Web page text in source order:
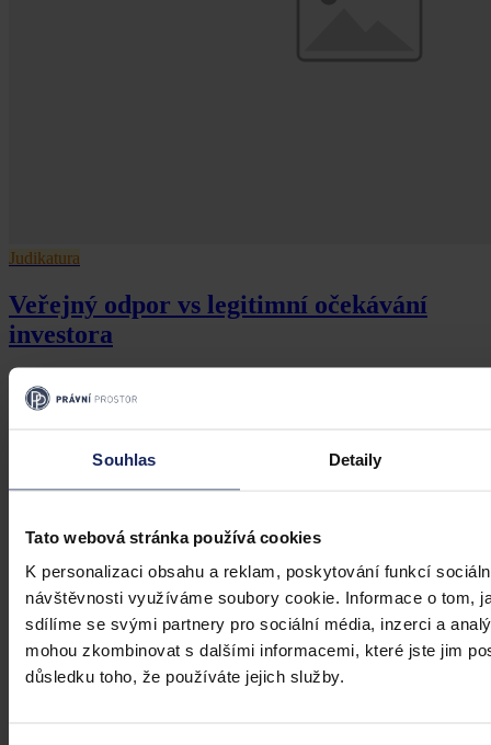
Souhlas Detaily
Tato webová stránka používá cookies
K personalizaci obsahu a reklam, poskytování funkcí
návštěvnosti využíváme soubory cookie. Informace o tom,
sdílíme se svými partnery pro sociální média, inzerci a
mohou zkombinovat s dalšími informacemi, které jste jim
důsledku toho, že používáte jejich služby.
Judikatura
Veřejný odpor vs legitimní očekávání
investora
Investiční očekávání nemůže mít přednost před demokratickým
výkonem samosprávy